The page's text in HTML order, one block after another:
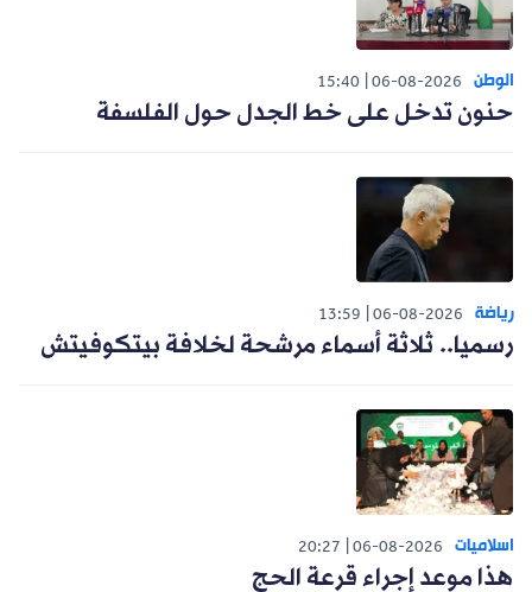
الوطن 06-08-2026
15:40
حنون تدخل على خط الجدل حول الفلسفة
رياضة 06-08-2026
13:59
رسميا.. ثلاثة أسماء مرشحة لخلافة بيتكوفيتش
اسلاميات 06-08-2026
20:27
هذا موعد إجراء قرعة الحج